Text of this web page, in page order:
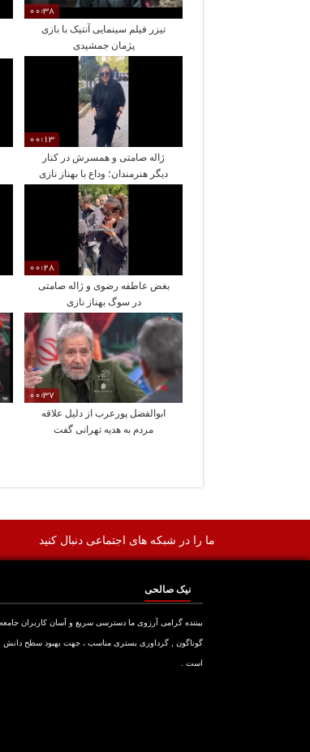
00:38
تیزر فیلم سینمایی آنتیک با بازی
پژمان جمشیدی
00:13
ژاله صامتی و همسرش در کنار
دیگر هنرمندان؛ وداع با بهناز نازی
00:28
بغض عاطفه رضوی و ژاله صامتی
در سوگ بهناز نازی
00:37
ابوالفضل پورعرب از دلیل علاقه
مردم به هدیه تهرانی گفت
ما را در شبکه های اجتماعی دنبال کنید
نیک صالحی
بیننده گرامی آرزوی ما دسترسی سریع و آسان کاربران
گوناگون , گرداوری بستری مناسب ، جهت بهبود سطح دانش
است .